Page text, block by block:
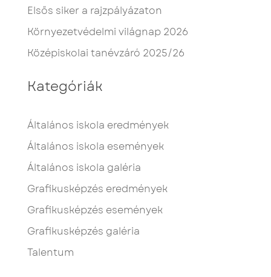
Elsős siker a rajzpályázaton
Környezetvédelmi világnap 2026
Középiskolai tanévzáró 2025/26
Kategóriák
Általános iskola eredmények
Általános iskola események
Általános iskola galéria
Grafikusképzés eredmények
Grafikusképzés események
Grafikusképzés galéria
Talentum